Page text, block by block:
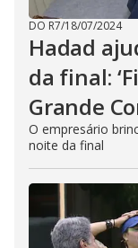
DO R7/18/07/2024
Hadad
da final:
Grande
O empresário
noite da final